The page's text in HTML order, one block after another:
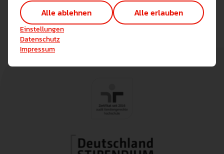
Alle ablehnen Alle erlauben
Einstellungen
Datenschutz
Impressum
Technisch notwendig (1)
Hier sind alle technisch
Analyse / Statistiken (1)
Einstellungen speichern